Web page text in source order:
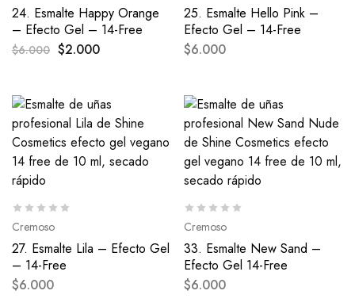
24. Esmalte Happy Orange
– Efecto Gel – 14-Free
$6.000 $2.000
25. Esmalte Hello Pink –
Efecto Gel – 14-Free
$6.000
Cremoso
27. Esmalte Lila – Efecto Gel
– 14-Free
$6.000
Cremoso
33. Esmalte New Sand –
Efecto Gel 14-Free
$6.000